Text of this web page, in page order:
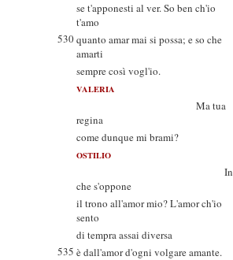
se t'apponesti al ver. So ben ch'io
t'amo
530quanto amar mai si possa; e so che
amarti
sempre così vogl'io.
VALERIA
Ma tua
regina
come dunque mi brami?
OSTILIO
In
che s'oppone
il trono all'amor mio? L'amor ch'io
sento
di tempra assai diversa
535 è dall'amor d'ogni volgare amante.